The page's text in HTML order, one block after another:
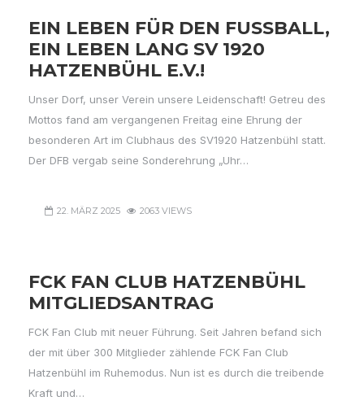
EIN LEBEN FÜR DEN FUSSBALL, E
IN LEBEN LANG SV 1920 H
ATZENBÜHL E.V.!
Unser Dorf, unser Verein unsere Leidenschaft! Getreu des
Mottos fand am vergangenen Freitag eine Ehrung der
besonderen Art im Clubhaus des SV1920 Hatzenbühl statt.
Der DFB vergab seine Sonderehrung „Uhr…
22. MÄRZ 2025 2063 VIEWS
FCK FAN CLUB HATZENBÜHL
MITGLIEDSANTRAG
FCK Fan Club mit neuer Führung. Seit Jahren befand sich
der mit über 300 Mitglieder zählende FCK Fan Club
Hatzenbühl im Ruhemodus. Nun ist es durch die treibende
Kraft und…